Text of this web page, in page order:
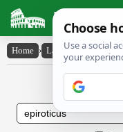
Latin
Home › Latin-English ›
Latin to